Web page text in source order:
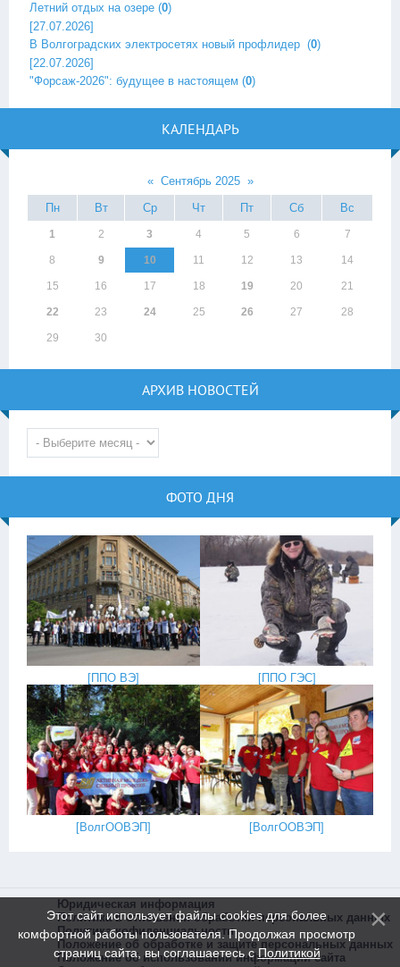
Летний отдых на озере (0)
[27.07.2026]
В Волгоградских электросетях новый профлидер ‎ (0)
[22.07.2026]
"Форсаж-2026": будущее в настоящем (0)
КАЛЕНДАРЬ
« Сентябрь 2025 »
Пн
Вт Ср Чт Пт Сб Вс
1 2 3 4 5 6 7
8 9 10 11 12 13 14
15 16 17 18 19 20 21
22 23 24 25 26 27 28
29 30
АРХИВ НОВОСТЕЙ
ФОТО ДНЯ
[ППО ВЭ] [ППО ГЭС]
[ВолгООВЭП] [ВолгООВЭП]
Юридическая информация
Политика в отношении обработки персональных данных
Политика кофиденциальности
Положение об обработке и защите персональных данных
Положение об использовании информации сайта
Этот сайт использует файлы cookies для более
комфортной работы пользователя. Продолжая просмотр
страниц сайта, вы соглашаетесь сПолитикой